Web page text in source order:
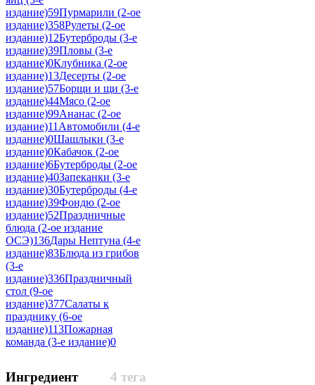
издание)59Пурмарили (2-ое
издание)358Рулеты (2-ое
издание)12Бутерброды (3-е
издание)39Пловы (3-е
издание)0Клубника (2-ое
издание)13Десерты (2-ое
издание)57Борщи и щи (3-е
издание)44Мясо (2-ое
издание)99Ананас (2-ое
издание)11 Автомобили (4-е
издание)0Шашлыки (3-е
издание)0Кабачок (2-ое
издание)6Бутерброды (2-ое
издание)40Запеканки (3-е
издание)30Бутерброды (4-е
издание)39Фондю (2-ое
издание)52Праздничные
блюда (2-ое издание
ОСЭ)136Дары Нептуна (4-е
издание)83Блюда из грибов
(3-е
издание)336Праздничный
стол (9-ое
издание)377Салаты к
празднику (6-ое
издание)113Пожарная
команда (3-е издание)0
4 тега
Ингредиент